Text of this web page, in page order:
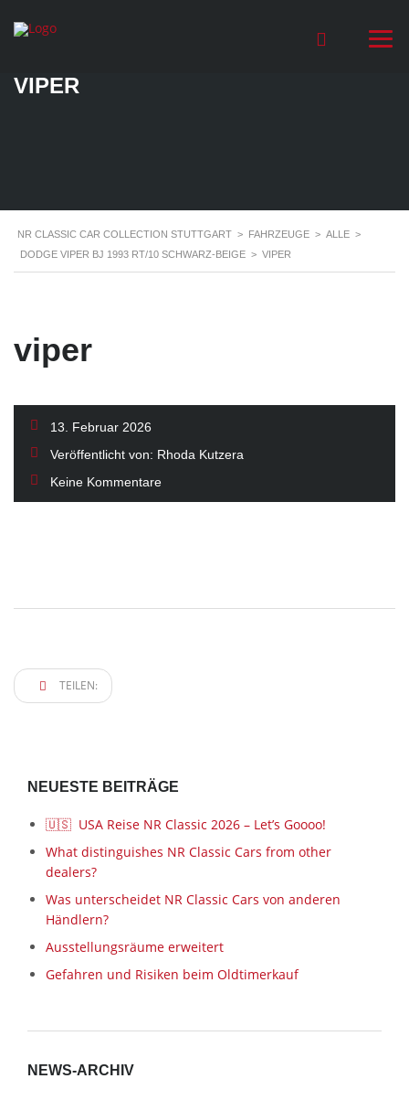
VIPER
NR CLASSIC CAR COLLECTION STUTTGART > FAHRZEUGE > ALLE >
DODGE VIPER BJ 1993 RT/10 SCHWARZ-BEIGE > VIPER
viper
13. Februar 2026
Veröffentlicht von: Rhoda Kutzera
Keine Kommentare
TEILEN:
NEUESTE BEITRÄGE
🇺🇸 USA Reise NR Classic 2026 – Let’s Goooo!
What distinguishes NR Classic Cars from other
dealers?
Was unterscheidet NR Classic Cars von anderen
Händlern?
Ausstellungsräume erweitert
Gefahren und Risiken beim Oldtimerkauf
NEWS-ARCHIV